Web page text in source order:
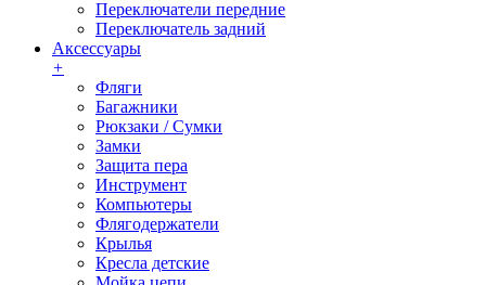
Переключатели передние
Переключатель задний
Аксессуары
+
Фляги
Багажники
Рюкзаки / Сумки
Замки
Защита пера
Инструмент
Компьютеры
Флягодержатели
Крылья
Кресла детские